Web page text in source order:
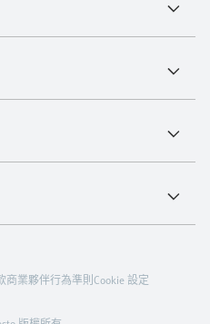
商業夥伴行為準則Cookie 設定